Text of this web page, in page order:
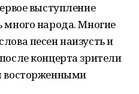
выступление
много народа. Многие
песен наизусть и
концерта зрители
восторженными